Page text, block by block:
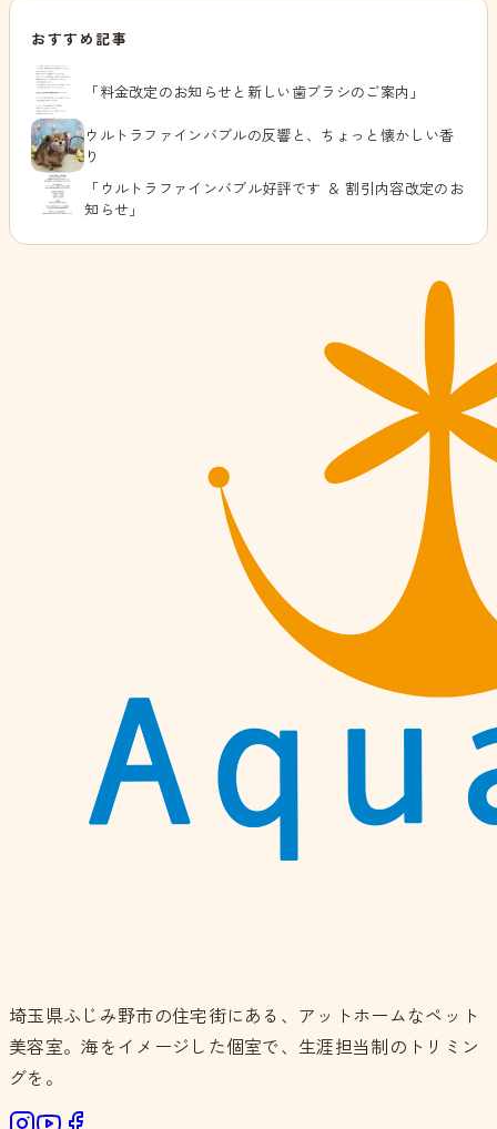
おすすめ記事
「料金改定のお知らせと新しい歯ブラシのご案内」
ウルトラファインバブルの反響と、ちょっと懐かしい香
り
「ウルトラファインバブル好評です ＆ 割引内容改定のお
知らせ」
埼玉県ふじみ野市の住宅街にある、アットホームなペット
美容室。海をイメージした個室で、生涯担当制のトリミン
グを。